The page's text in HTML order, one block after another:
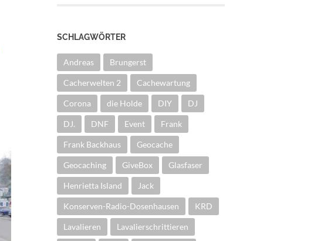
SCHLAGWÖRTER
Andreas Brungerst
Cacherwelten 2 Cachewartung
Corona die Holde DIY DJ
DJ. DNF Event Frank
Frank Backhaus Geocache
Geocaching GiveBox Glasfaser
Henrietta Island Jack
Konserven-Radio-Dosenhausen KRD
Lavalieren Lavalierschrittieren